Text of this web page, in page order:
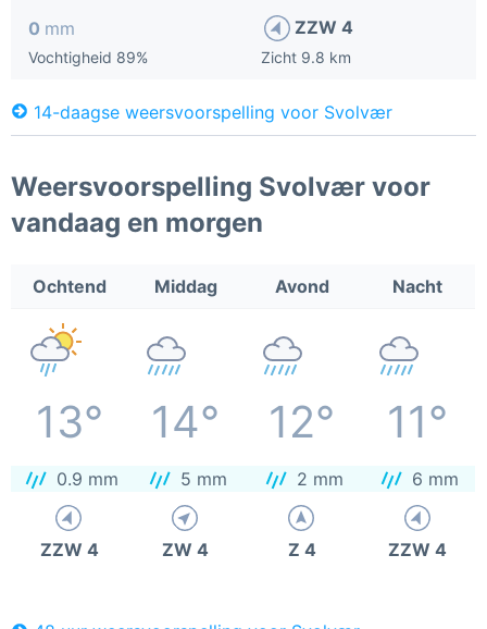
0 mm
Vochtigheid 89%
ZZW 4
Zicht 9.8 km
14-daagse weersvoorspelling voor Svolvær
Weersvoorspelling Svolvær voor
vandaag en morgen
Ochtend Middag Avond Nacht
13° 14° 12° 11°
0.9 mm 5 mm 2 mm 6 mm
ZZW 4 ZW 4 Z 4 ZZW 4